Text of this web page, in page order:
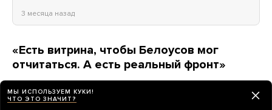
3 месяца назад
«Есть витрина, чтобы Белоусов мог
отчитаться. А есть реальный фронт»
Мирослав Симонов,
МЫ ИСПОЛЬЗУЕМ КУКИ!
ЧТО ЭТО ЗНАЧИТ?